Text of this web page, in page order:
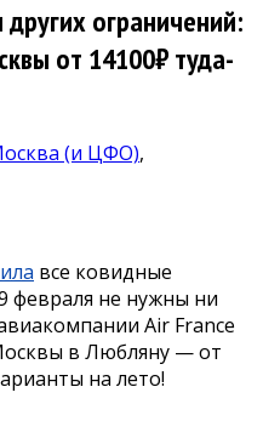
ограничений:
от 14100₽ туда-
(и ЦФО),
все ковидные
февраля не нужны ни
Air France
в Любляну — от
на лето!